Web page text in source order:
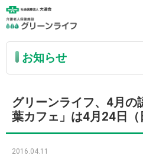
お知らせ
グリーンライフ、4月の
葉カフェ」は4月24日（
2016.04.11